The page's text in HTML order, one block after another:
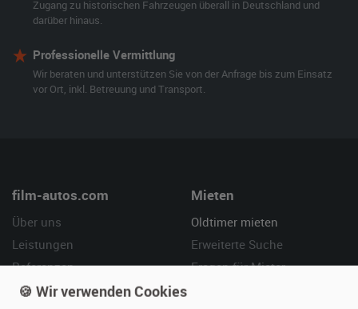
Zugang zu historischen Fahrzeugen überall in Deutschland und
darüber hinaus.
Professionelle Vermittlung
Wir beraten und unterstützen Sie von der Anfrage bis zum Einsatz
vor Ort, inkl. Betreuung und Transport.
film-autos.com
Über uns
Leistungen
Referenzen
Kundenmeinungen
Mieten
Oldtimer mieten
Erweiterte Suche
Fragen für Mieter
🍪 Wir verwenden Cookies